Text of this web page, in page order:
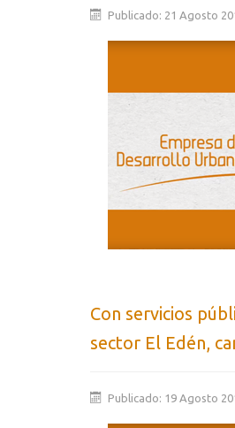
Publicado: 21 Agosto
Con servicios
sector El Edén,
Publicado: 19 Agosto